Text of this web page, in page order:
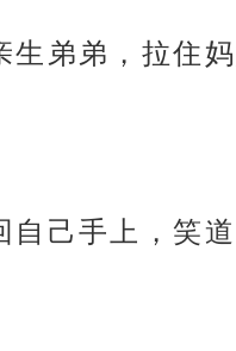
弟弟，拉住
己手上，笑